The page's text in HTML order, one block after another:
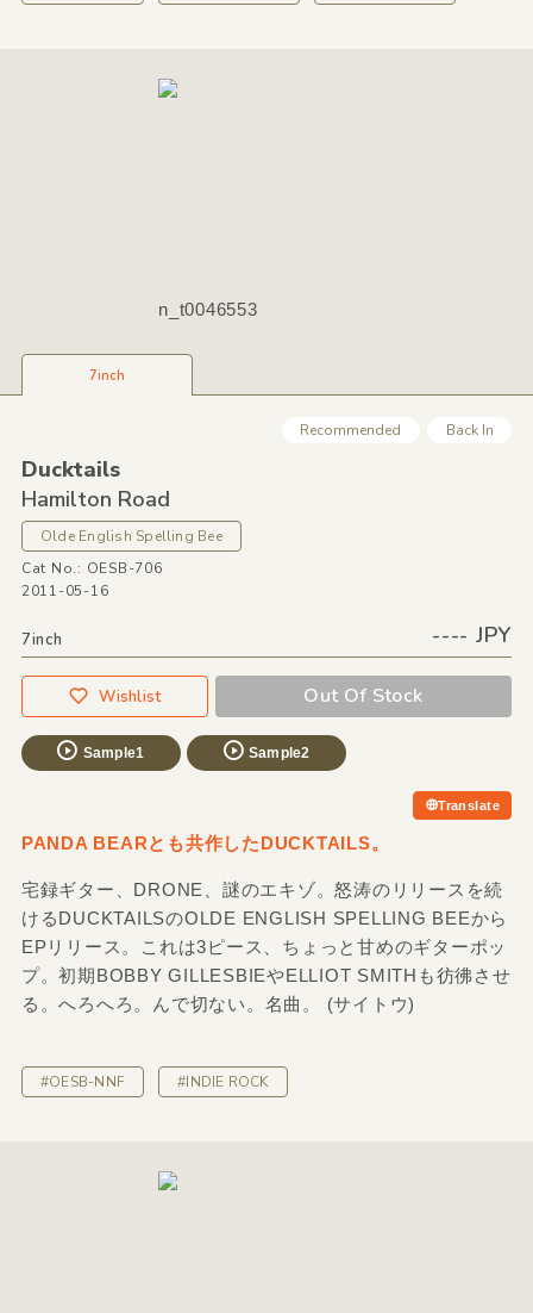
n_t0046553
7inch
Recommended Back In
Ducktails
Hamilton Road
Olde English Spelling Bee
Cat No.: OESB-706
2011-05-16
7inch ---- JPY
Wishlist Out Of Stock
Sample1 Sample2
Translate
PANDA BEARとも共作したDUCKTAILS。
宅録ギター、DRONE、謎のエキゾ。怒涛のリリースを続
けるDUCKTAILSのOLDE ENGLISH SPELLING BEEから
EPリリース。これは3ピース、ちょっと甘めのギターポッ
プ。初期BOBBY GILLESBIEやELLIOT SMITHも彷彿させ
る。へろへろ。んで切ない。名曲。 (サイトウ)
#OESB-NNF #INDIE ROCK